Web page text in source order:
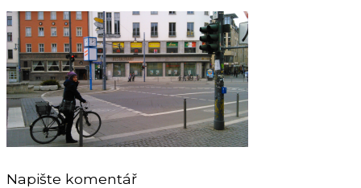
Napište komentář